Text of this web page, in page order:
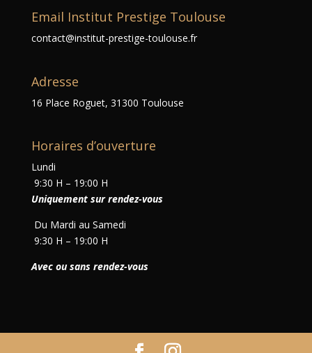
Email Institut Prestige Toulouse
contact@institut-prestige-toulouse.fr
Adresse
16 Place Roguet, 31300 Toulouse
Horaires d’ouverture
Lundi
9:30 H – 19:00 H
Uniquement sur rendez-vous
Du Mardi au Samedi
9:30 H – 19:00 H
Avec ou sans rendez-vous